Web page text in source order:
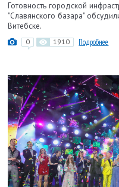
Готовность городской
"Славянского базара"
Витебске.
0 1910 Подробнее